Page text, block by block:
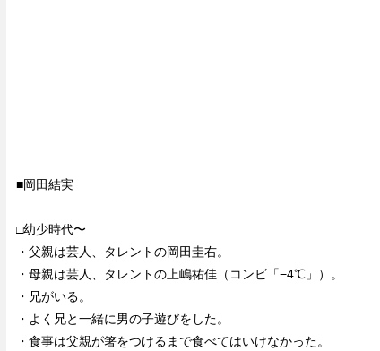
■岡田結実
□幼少時代〜
・父親は芸人、タレントの岡田圭右。
・母親は芸人、タレントの上嶋祐佳（コンビ「−4℃」）。
・兄がいる。
・よく兄と一緒に男の子遊びをした。
・食事は父親が箸をつけるまで食べてはいけなかった。